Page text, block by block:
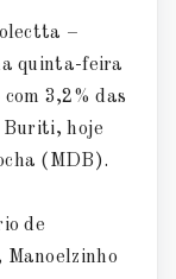
–
quinta-feira
3,2% das
Buriti, hoje
(MDB).
de